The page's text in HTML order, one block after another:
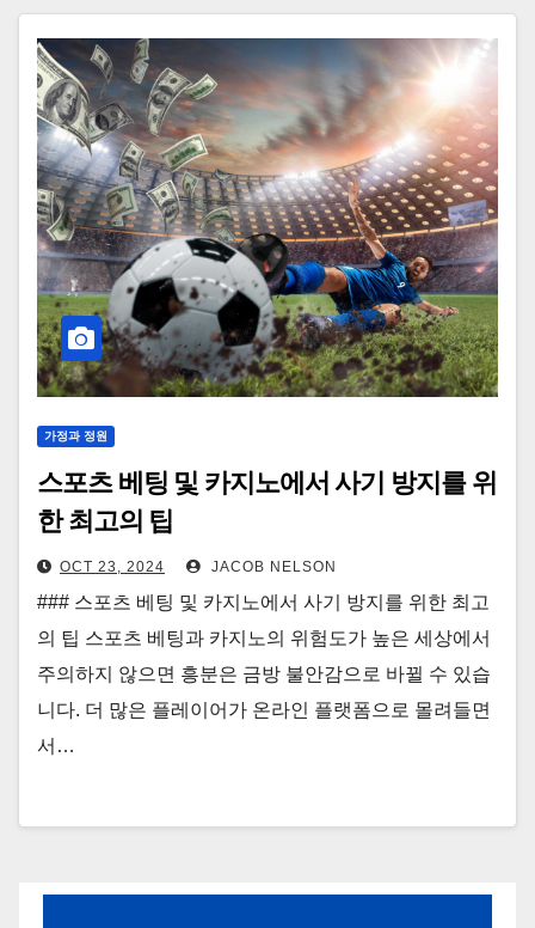
가정과 정원
스포츠 베팅 및 카지노에서 사기 방지를 위
한 최고의 팁
OCT 23, 2024 JACOB NELSON
### 스포츠 베팅 및 카지노에서 사기 방지를 위한 최고
의 팁 스포츠 베팅과 카지노의 위험도가 높은 세상에서
주의하지 않으면 흥분은 금방 불안감으로 바뀔 수 있습
니다. 더 많은 플레이어가 온라인 플랫폼으로 몰려들면
서…